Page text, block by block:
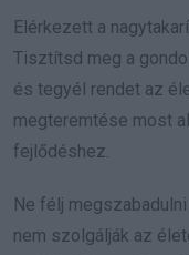
Elérkezett a
Tisztítsd meg a
és tegyél rendet az
megteremtése most
fejlődéshez.
Ne félj
nem szolgálják az